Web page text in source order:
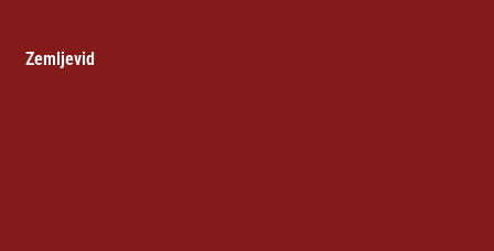
Zemljevid